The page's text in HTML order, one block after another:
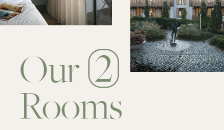
Our
Rooms